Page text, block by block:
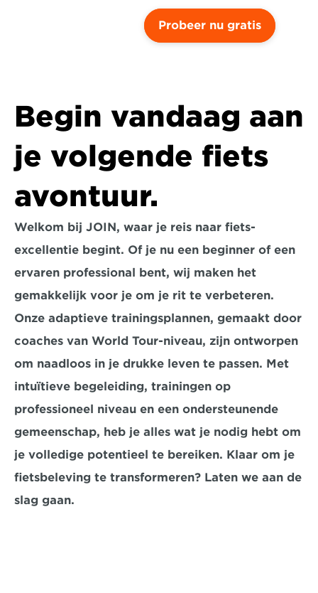
Probeer nu gratis
Begin vandaag aan
je volgende fiets
avontuur.
Welkom bij JOIN, waar je reis naar fiets-
excellentie begint. Of je nu een beginner of een
ervaren professional bent, wij maken het
gemakkelijk voor je om je rit te verbeteren.
Onze adaptieve trainingsplannen, gemaakt door
coaches van World Tour-niveau, zijn ontworpen
om naadloos in je drukke leven te passen. Met
intuïtieve begeleiding, trainingen op
professioneel niveau en een ondersteunende
gemeenschap, heb je alles wat je nodig hebt om
je volledige potentieel te bereiken. Klaar om je
fietsbeleving te transformeren? Laten we aan de
slag gaan.